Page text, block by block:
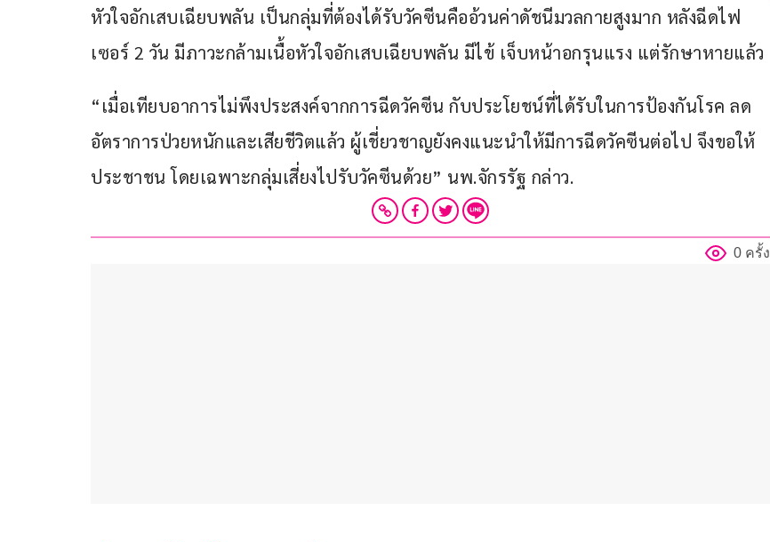
หัวใจอักเสบเฉียบพลัน เป็นกลุ่มที่ต้องได้รับวัคซีนคืออ้วนค่าดัชนีมวลกายสูงมาก หลังฉีดไฟ
เซอร์ 2 วัน มีภาวะกล้ามเนื้อหัวใจอักเสบเฉียบพลัน มีไข้ เจ็บหน้าอกรุนแรง แต่รักษาหายแล้ว
“เมื่อเทียบอาการไม่พึงประสงค์จากการฉีดวัคซีน กับประโยชน์ที่ได้รับในการป้องกันโรค ลด
อัตราการป่วยหนักและเสียชีวิตแล้ว ผู้เชี่ยวชาญยังคงแนะนำให้มีการฉีดวัคซีนต่อไป จึงขอให้
ประชาชน โดยเฉพาะกลุ่มเสี่ยงไปรับวัคซีนด้วย” นพ.จักรรัฐ กล่าว.
0 ครั้ง